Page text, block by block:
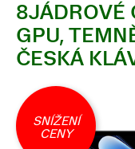
8JÁDROVÉ
GPU,
ČESKÁ
SNÍŽENÍ
CENY